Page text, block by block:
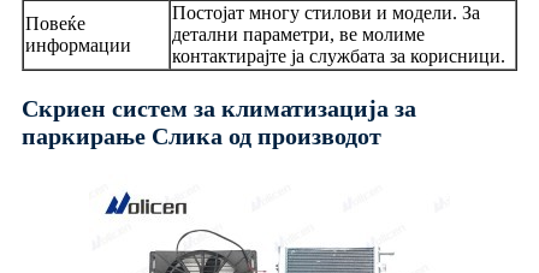
Повеќе
информации
Постојат многу стилови и модели. За
детални параметри, ве молиме
контактирајте ја службата за корисници.
Скриен систем за климатизација за
паркирање Слика од производот